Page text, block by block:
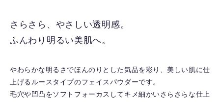
除
る
さらさら、やさしい透明感。
ふんわり明るい美肌へ。
やわらかな明るさでほんのりとした気品を彩り、美しい肌に仕
上げるルースタイプのフェイスパウダーです。
毛穴や凹凸をソフトフォーカスしてキメ細かいさらさらな仕上